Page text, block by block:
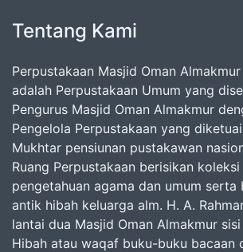
Tentang Kami
Perpustakaan Masjid Oman
adalah Perpustakaan Umum yang
Pengurus Masjid Oman Almakmur
Pengelola Perpustakaan yang
Mukhtar pensiunan pustakawan
Ruang Perpustakaan berisikan
pengetahuan agama dan umum serta
antik hibah keluarga alm. H. A.
lantai dua Masjid Oman Almakmur
Hibah atau waqaf buku-buku bacaan